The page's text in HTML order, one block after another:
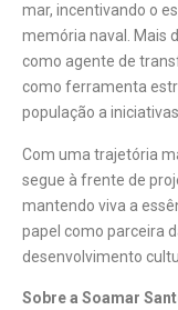
mar, incentivando o
memória naval. Mais
como agente de
como ferramenta
população a
Com uma trajetória
segue à frente de
mantendo viva a
papel como parceira
desenvolvimento
Sobre a Soamar